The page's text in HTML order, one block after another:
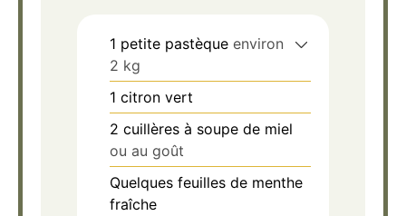
1 petite pastèque environ
2 kg
1 citron vert
2 cuillères à soupe de miel
ou au goût
Quelques feuilles de menthe
fraîche